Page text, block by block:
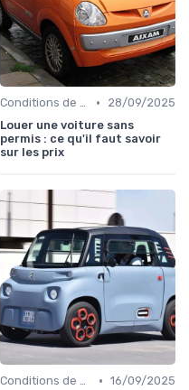
Conditions de Location •
28/09/2025
Louer une voiture sans
permis : ce qu'il faut savoir
sur les prix
Conditions de Location • 16/09/2025